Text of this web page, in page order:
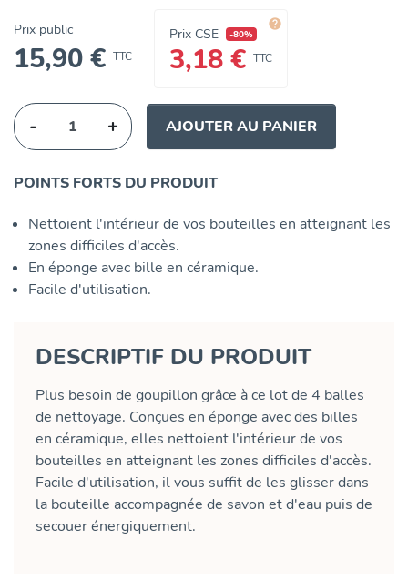
Prix public
15,90 € TTC
Prix CSE -80%
3,18 € TTC

- + AJOUTER AU PANIER
POINTS FORTS DU PRODUIT
Nettoient l'intérieur de vos bouteilles en atteignant les
zones difficiles d'accès.
En éponge avec bille en céramique.
Facile d'utilisation.
DESCRIPTIF DU PRODUIT
Plus besoin de goupillon grâce à ce lot de 4 balles
de nettoyage. Conçues en éponge avec des billes
en céramique, elles nettoient l'intérieur de vos
bouteilles en atteignant les zones difficiles d'accès.
Facile d'utilisation, il vous suffit de les glisser dans
la bouteille accompagnée de savon et d'eau puis de
secouer énergiquement.